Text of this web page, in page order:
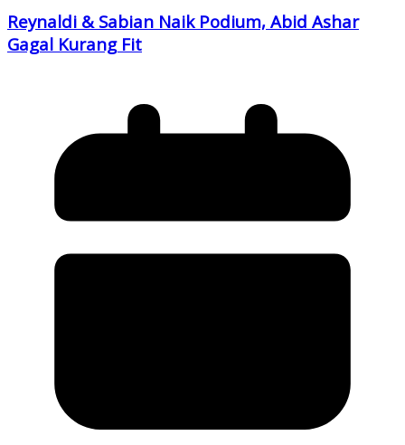
Reynaldi & Sabian Naik Podium, Abid Ashar
Gagal Kurang Fit